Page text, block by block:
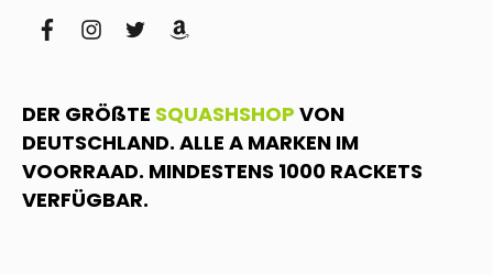
facebookinstagram
twitteramazon
DER GRÖßTE SQUASHSHOP VON
DEUTSCHLAND. ALLE A MARKEN IM
VOORRAAD. MINDESTENS 1000 RACKETS
VERFÜGBAR.